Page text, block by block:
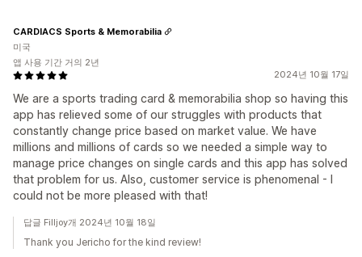
2024년 10월 17일
We are a sports trading card & memorabilia shop so having this
app has relieved some of our struggles with products that
constantly change price based on market value. We have
millions and millions of cards so we needed a simple way to
manage price changes on single cards and this app has solved
that problem for us. Also, customer service is phenomenal - I
could not be more pleased with that!
CARDIACS Sports & Memorabilia
미국
앱 사용 기간 거의 2년
답글 Filljoy개 2024년 10월 18일
Thank you Jericho for the kind review!